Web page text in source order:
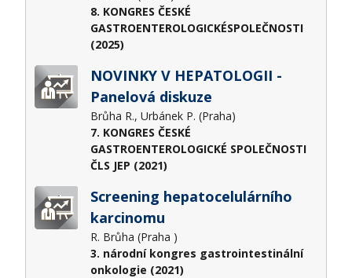
8. KONGRES ČESKÉ
GASTROENTEROLOGICKÉSPOLEČNOSTI
(2025)
NOVINKY V HEPATOLOGII -
Panelová diskuze
Brůha R., Urbánek P. (Praha)
7. KONGRES ČESKÉ
GASTROENTEROLOGICKÉ SPOLEČNOSTI
ČLS JEP (2021)
Screening hepatocelulárního
karcinomu
R. Brůha (Praha )
3. národní kongres gastrointestinální
onkologie (2021)